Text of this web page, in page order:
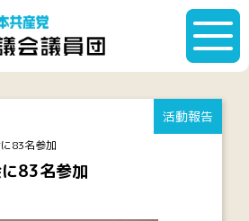
83名参加
83名参加
活動報告